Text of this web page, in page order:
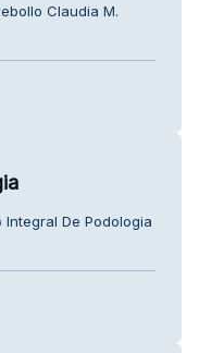
Claudia M.
De Podologia